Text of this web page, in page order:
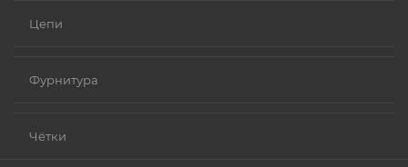
Цепи
Фурнитура
Чётки